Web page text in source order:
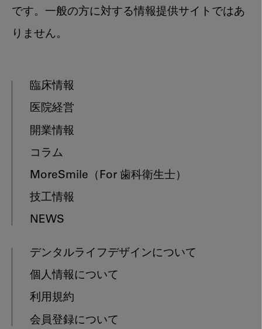
です。一般の方に対する情報提供サイトではあ
りません。
臨床情報
医院経営
開業情報
コラム
MoreSmile （For 歯科衛生士）
技工情報
NEWS
デンタルライフデザインについて
個人情報について
利用規約
会員登録について